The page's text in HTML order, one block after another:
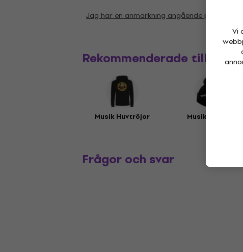
Vi
Jag har en anmärkning angående
Rekommenderade tillbehör
Musik Huvtröjor Musikmössor
Frågor och svar